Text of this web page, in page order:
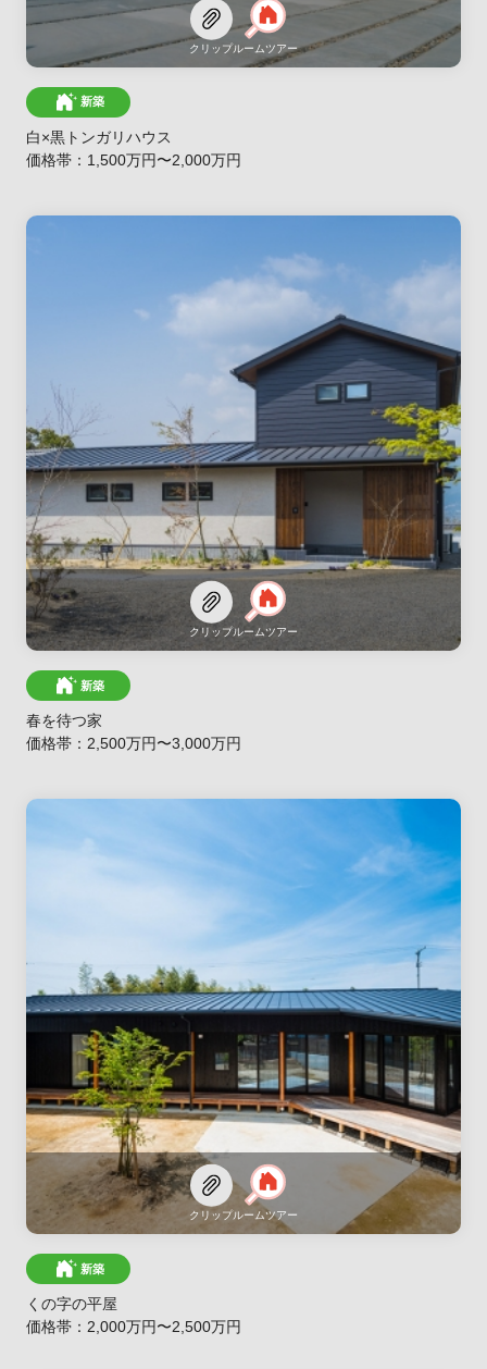
クリップルームツアー
新築
白×黒トンガリハウス
価格帯：1,500万円〜2,000万円
クリップルームツアー
新築
春を待つ家
価格帯：2,500万円〜3,000万円
クリップルームツアー
新築
くの字の平屋
価格帯：2,000万円〜2,500万円